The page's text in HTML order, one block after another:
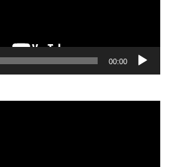
00:00